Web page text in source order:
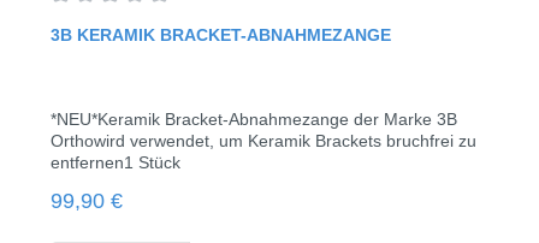
Durchschnittliche Bewertung von 0 von 5 Sternen
3B KERAMIK BRACKET-ABNAHMEZANGE
*NEU*Keramik Bracket-Abnahmezange der Marke 3B
Orthowird verwendet, um Keramik Brackets bruchfrei zu
entfernen1 Stück
Regulärer Preis:
99,90 €